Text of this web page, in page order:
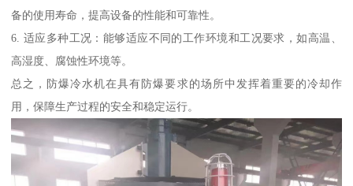
备的使用寿命，提高设备的性能和可靠性。
6. 适应多种工况：能够适应不同的工作环境和工况要求，如高温、
高湿度、腐蚀性环境等。
总之，防爆冷水机在具有防爆要求的场所中发挥着重要的冷却作
用，保障生产过程的安全和稳定运行。